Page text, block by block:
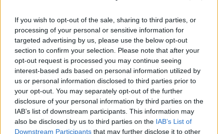
If you wish to opt-out of the sale, sharing to third parties, or
processing of your personal or sensitive information for
targeted advertising by us, please use the below opt-out
section to confirm your selection. Please note that after your
opt-out request is processed you may continue seeing
interest-based ads based on personal information utilized by
us or personal information disclosed to third parties prior to
your opt-out. You may separately opt-out of the further
disclosure of your personal information by third parties on the
IAB’s list of downstream participants. This information may
also be disclosed by us to third parties on the IAB’s List of
Downstream Participants that may further disclose it to other
a pasidtól hiába, akkor
sajnos nem törődik veled
Sárga izzadságfoltok a
A férfi tőled veszi el, ami